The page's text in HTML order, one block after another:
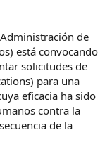
de
está convocando
solicitudes de
para una
eficacia ha sido
contra la
de la